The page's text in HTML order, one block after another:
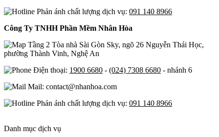
Phản ánh chất lượng dịch vụ: 091 140 8966
Công Ty TNHH Phần Mềm Nhân Hòa
Tầng 2 Tòa nhà Sài Gòn Sky, ngõ 26 Nguyễn Thái Học,
phường Thành Vinh, Nghệ An
Điện thoại: 1900 6680 - (024) 7308 6680 - nhánh 6
Mail: contact@nhanhoa.com
Phản ánh chất lượng dịch vụ: 091 140 8966
Danh mục dịch vụ